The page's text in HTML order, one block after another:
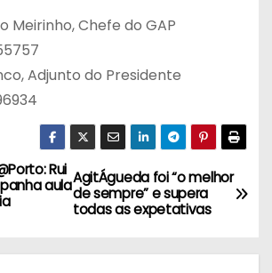
Meirinho, Chefe do GAP
Adjunto do Presidente
AgitÁgueda foi “o melhor
de sempre” e supera
todas as expetativas
Rui
aula